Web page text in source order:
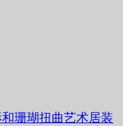
珊瑚扭曲艺术居装